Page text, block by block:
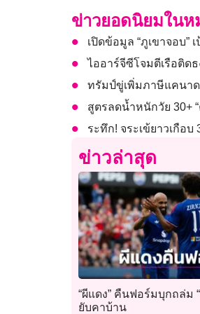
ข่าวยอดนิยมใน
เปิดข้อมูล “ภูเขาจอบ
ไออาร์จีซีโจมตีเรือติด
ทรัมป์ขู่เพิ่มภาษีแคนา
สูตรลดน้ำหนักวัย 30+
ระทึก! จระเข้ยาวเกือ
ข่าวล่าสุด
“ผีแดง” คืนฟอร์มบุกถล่ม
ยับคาบ้าน